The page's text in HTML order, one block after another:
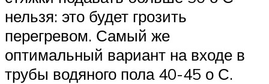
нельзя: это будет грозить
перегревом. Самый же
оптимальный вариант на входе в
трубы водяного пола 40-45 о С.